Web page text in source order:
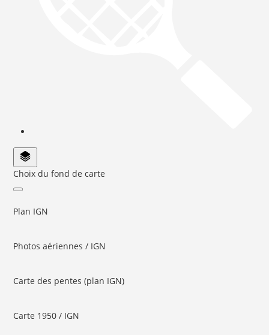
Choix du fond de carte
Plan IGN
Photos aériennes / IGN
Carte des pentes (plan IGN)
Carte 1950 / IGN